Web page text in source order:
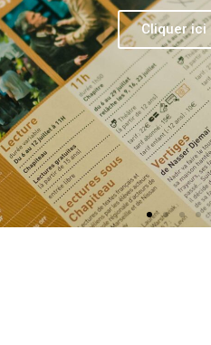
durant une semaine : au
rencontres avec
d’Afrique du Sud
la jeunesse : le Théâtre
et jeudi 5 octobre à
d’Akram Khan – un